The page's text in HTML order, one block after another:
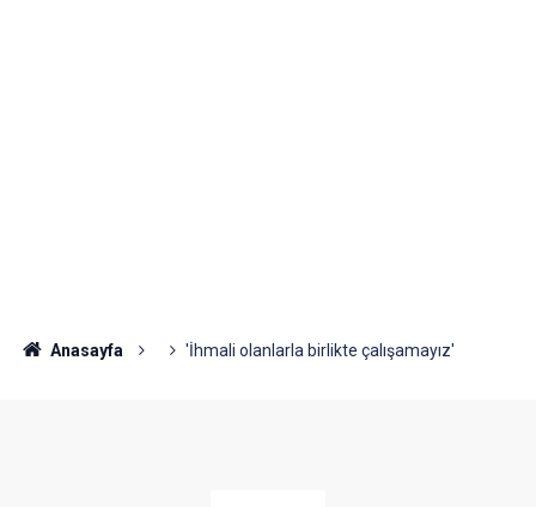
Anasayfa 'İhmali olanlarla birlikte çalışamayız'